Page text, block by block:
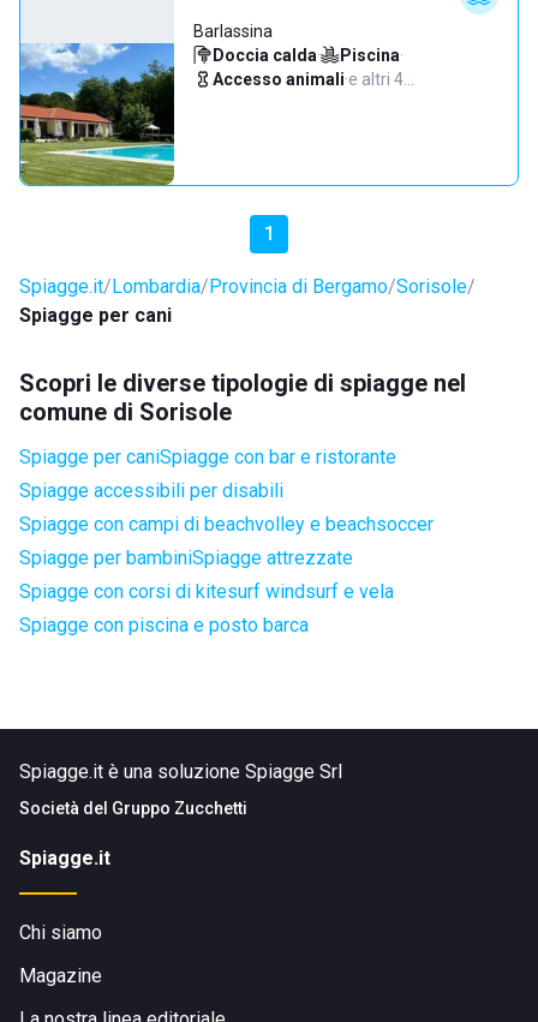
Barlassina
Doccia calda· Piscina·
Accesso animali·e altri 4…
1
Spiagge.it Lombardia Provincia di Bergamo Sorisole
Spiagge per cani
Scopri le diverse tipologie di spiagge nel
comune di Sorisole
Spiagge per caniSpiagge con bar e ristorante
Spiagge accessibili per disabili
Spiagge con campi di beachvolley e beachsoccer
Spiagge per bambiniSpiagge attrezzate
Spiagge con corsi di kitesurf windsurf e vela
Spiagge con piscina e posto barca
Spiagge.it è una soluzione Spiagge Srl
Società del Gruppo Zucchetti
Spiagge.it
Chi siamo
Magazine